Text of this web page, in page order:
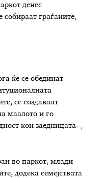
денес
собираат граѓаните,
ќе се обединат
се создаваат
маалото и го
кон заедницата- ,
во паркот, млади
додека семејствата